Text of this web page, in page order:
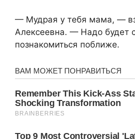
— Мудрая у тебя мама, —
Алексеевна. — Надо будет
познакомиться поближе.